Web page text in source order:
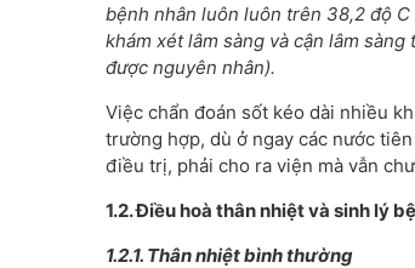
bệnh nhân luôn luôn trên 38,2 độ
khám xét lâm sàng và cận lâm
được nguyên nhân).
Việc chẩn đoán sốt kéo dài nhiều
trường hợp, dù ở ngay các nước
điều trị, phải cho ra viện mà vẫn
1.2. Điều hoà thân nhiệt và sinh lý
1.2.1. Thân nhiệt bình thường